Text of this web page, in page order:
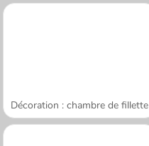
Décoration : chambre de fillette